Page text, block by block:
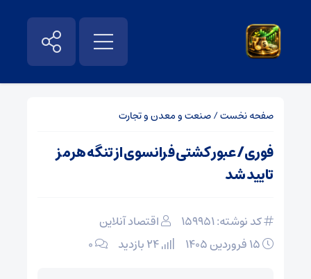
صفحه نخست/صنعت و معدن و تجارت
فوری/ عبور کشتی فرانسوی از تنگه هرمز
تایید شد
کد نوشته: 159951
اقتصاد آنلاین
۰